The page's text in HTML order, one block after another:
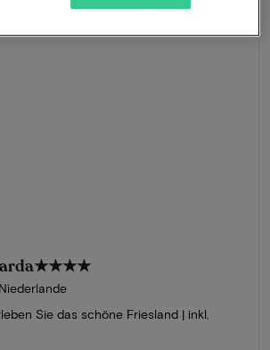
★★★★
Sie das schöne Friesland | inkl.